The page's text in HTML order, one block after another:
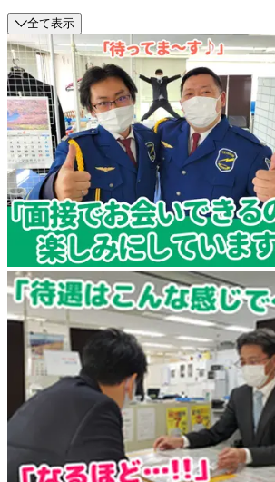
全て表示